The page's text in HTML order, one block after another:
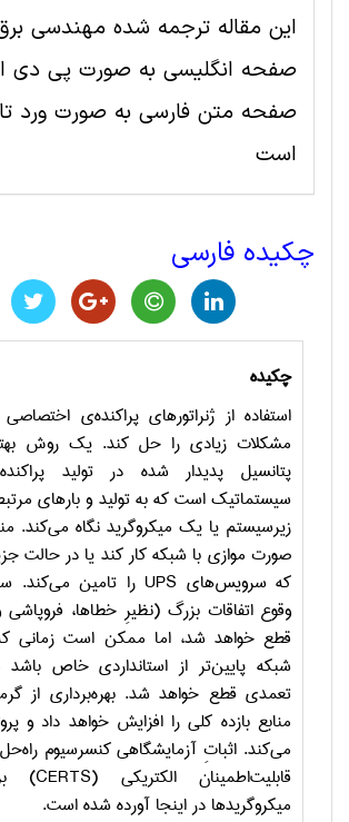
صفحه متن فارسی به صورت ورد
است
چکیده فارسی
چکیده
استفاده از ژنراتورهای پراکنده‌ی
مشکلات زیادی را حل کند. یک روش
پتانسیل پدیدار شده در تولید
سیستماتیک است که به تولید و بارهای
زیرسیستم یا یک میکروگرید نگاه می‌کند.
صورت موازی با شبکه کار کند یا در حالت
که سرویس‌های UPS را تامین می‌کند.
وقوع اتفاقات بزرگ (نظیرِ خطاها، فروپاشی
قطع خواهد شد، اما ممکن است زمانی
شبکه پایین‌تر از استانداردی خاص
تعمدی قطع خواهد شد. بهره‌برداری از
منابع بازده کلی را افزایش خواهد داد و
می‌کند. اثباتِ آزمایشگاهی کنسرسیوم
قابلیت‌اطمینان الکتریکی (CERTS
)
میکروگریدها در اینجا آورده شده است.